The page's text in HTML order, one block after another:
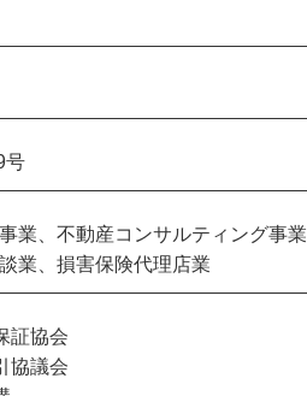
号
業、不動産コンサルティング事業
業、損害保険代理店業
証協会
協議会